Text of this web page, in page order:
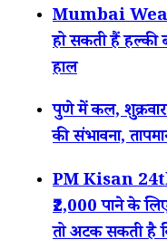
Mumbai
हो सकती हैं हल्की
हाल
पुणे में कल,
की संभावना,
PM Kisan
₹2,000 पाने के
तो अटक सकती है